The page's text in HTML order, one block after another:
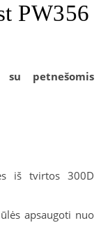
PW356
petnešomis
iš tvirtos 300D
apsaugoti nuo